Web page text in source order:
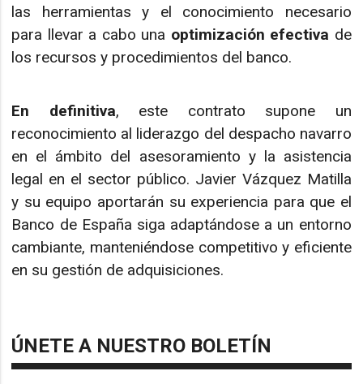
las herramientas y el conocimiento necesario
para llevar a cabo una optimización efectiva de
los recursos y procedimientos del banco.
En definitiva, este contrato supone un
reconocimiento al liderazgo del despacho navarro
en el ámbito del asesoramiento y la asistencia
legal en el sector público. Javier Vázquez Matilla
y su equipo aportarán su experiencia para que el
Banco de España siga adaptándose a un entorno
cambiante, manteniéndose competitivo y eficiente
en su gestión de adquisiciones.
ÚNETE A NUESTRO BOLETÍN